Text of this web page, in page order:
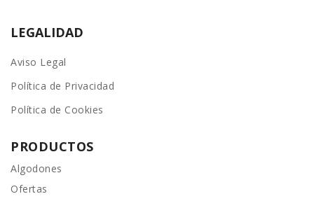
LEGALIDAD
Aviso Legal
Política de Privacidad
Política de Cookies
PRODUCTOS
Algodones
Ofertas